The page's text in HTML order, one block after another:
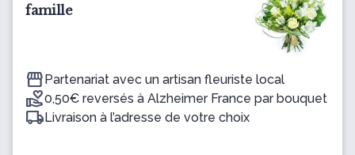
famille
Partenariat avec un artisan fleuriste local
0,50€ reversés à Alzheimer France par bouquet
Livraison à l’adresse de votre choix